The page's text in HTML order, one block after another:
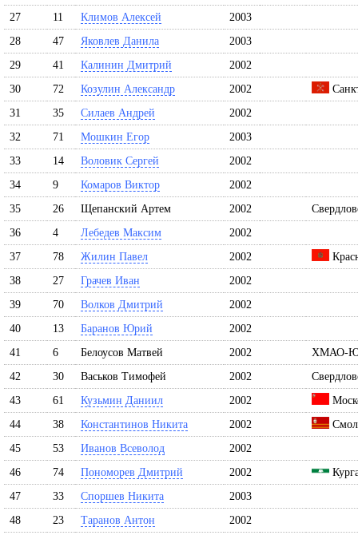
27
11 Климов Алексей
2003
28
47 Яковлев Данила
2003
29
41 Калинин Дмитрий
2002
30
72 Козулин Александр 2002
31
35 Силаев Андрей
2002
32
71 Мошкин Егор
2003
33
14 Воловик Сергей
2002
34
9 Комаров Виктор
2002
35
26 Щепанский Артем 2002
36
4 Лебедев Максим
2002
37
78 Жилин Павел 2002
38
27 Грачев Иван
2002
39
70 Волков Дмитрий
2002
40
13 Баранов Юрий
2002
41
6 Белоусов Матвей 2002
ХМАО-
42
30 Васьков Тимофей 2002
43
61 Кузьмин Даниил 2002
44
38 Константинов Никита 2002
45
53 Иванов Всеволод
2002
46
74 Пономорев Дмитрий 2002
47
33 Споршев Никита
2003
48
23 Таранов Антон
2002